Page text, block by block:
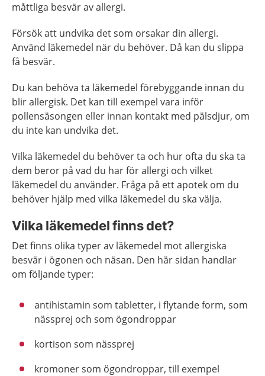
måttliga besvär av allergi.
Försök att undvika det som orsakar din allergi.
Använd läkemedel när du behöver. Då kan du slippa
få besvär.
Du kan behöva ta läkemedel förebyggande innan du
blir allergisk. Det kan till exempel vara inför
pollensäsongen eller innan kontakt med pälsdjur, om
du inte kan undvika det.
Vilka läkemedel du behöver ta och hur ofta du ska ta
dem beror på vad du har för allergi och vilket
läkemedel du använder. Fråga på ett apotek om du
behöver hjälp med vilka läkemedel du ska välja.
Vilka läkemedel finns det?
Det finns olika typer av läkemedel mot allergiska
besvär i ögonen och näsan. Den här sidan handlar
om följande typer:
antihistamin som tabletter, i flytande form, som
nässprej och som ögondroppar
kortison som nässprej
kromoner som ögondroppar, till exempel